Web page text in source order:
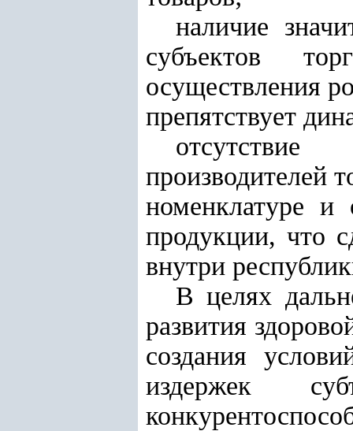
наличие
субъектов
осуществления
препятствует
производителей
номенклатуре и
продукции, что
внутри
В целях
развития
создания
издержек